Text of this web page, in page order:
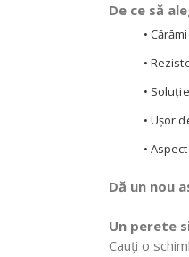
De ce să
•
•
•
• Ușor
•
Dă un nou
Un perete
Cauți o